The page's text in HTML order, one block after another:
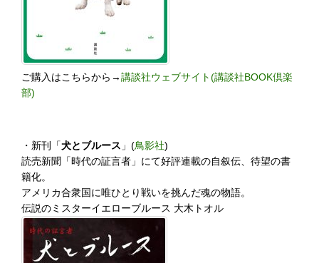
ご購入はこちらから→講談社ウェブサイト(講談社BOOK倶楽
部)
・新刊「犬とブルース 」(鳥影社)
読売新聞「時代の証言者」にて好評連載の自叙伝、待望の書
籍化。
アメリカ合衆国に唯ひとり戦いを挑んだ魂の物語。
伝説のミスターイエローブルース 大木トオル